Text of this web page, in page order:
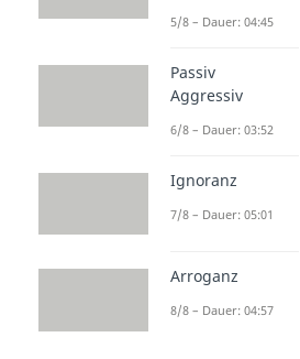
5/8 – Dauer: 04:45
Passiv
Aggressiv
6/8 – Dauer: 03:52
Ignoranz
7/8 – Dauer: 05:01
Arroganz
8/8 – Dauer: 04:57